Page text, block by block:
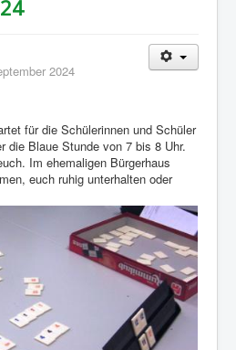
2024
für die Schülerinnen und Schüler
die Blaue Stunde von 7 bis 8 Uhr.
Im ehemaligen Bürgerhaus
euch ruhig unterhalten oder